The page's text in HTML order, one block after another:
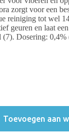
zorgt voor een
reiniging tot wel
geuren en laat
(7). Dosering:
Toevoegen aan